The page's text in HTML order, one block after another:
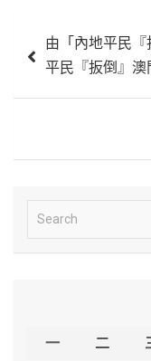
章
由「內地平民
平民『扳倒』
e
一 二